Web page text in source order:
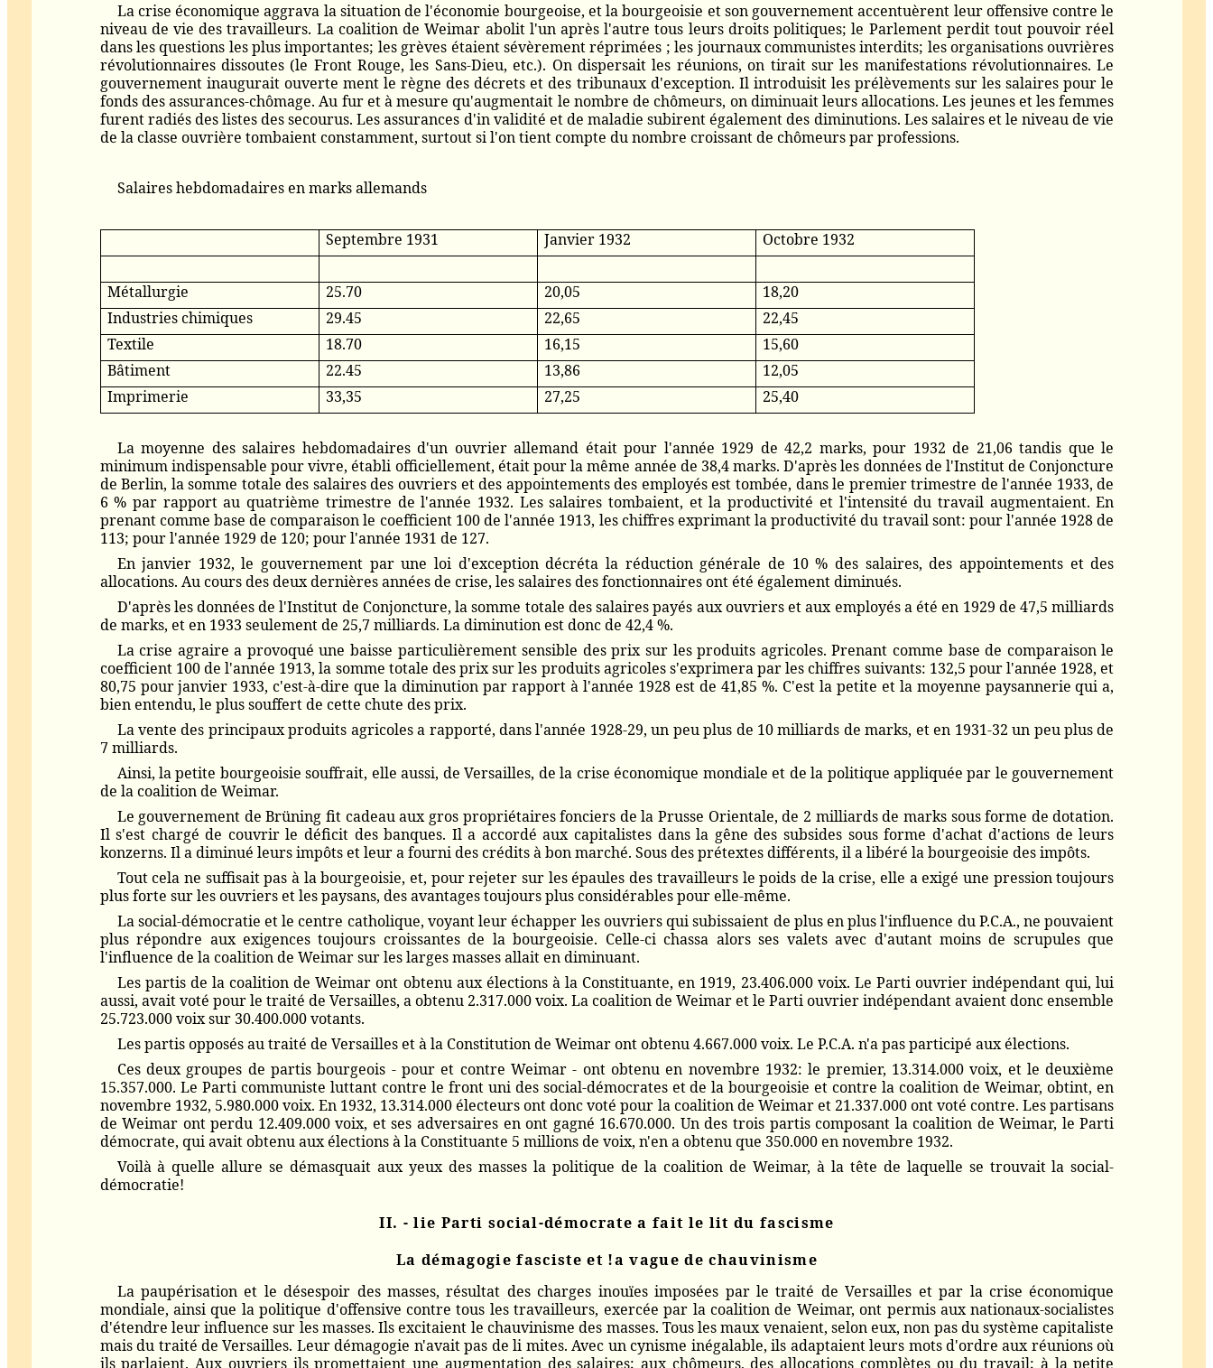
La crise économique aggrava la situation de l'économie bourgeoise, et la bourgeoisie et son gouvernement accentuèrent leur offensive contre le
niveau de vie des travailleurs. La coalition de Weimar abolit l'un après l'autre tous leurs droits politiques; le Parlement perdit tout pouvoir réel
dans les questions les plus importantes; les grèves étaient sévèrement réprimées ; les journaux communistes interdits; les organisations ouvrières
révolutionnaires dissoutes (le Front Rouge, les Sans-Dieu, etc.). On dispersait les réunions, on tirait sur les manifestations révolutionnaires. Le
gouvernement inaugurait ouverte ment le règne des décrets et des tribunaux d'exception. Il introduisit les prélèvements sur les salaires pour le
fonds des assurances-chômage. Au fur et à mesure qu'augmentait le nombre de chômeurs, on diminuait leurs allocations. Les jeunes et les femmes
furent radiés des listes des secourus. Les assurances d'in validité et de maladie subirent également des diminutions. Les salaires et le niveau de vie
de la classe ouvrière tombaient constamment, surtout si l'on tient compte du nombre croissant de chômeurs par professions.
Salaires hebdomadaires en marks allemands
Septembre 1931 Janvier 1932 Octobre 1932
Métallurgie 25.70 20,05
18,20
Industries chimiques
29.45 22,65
22,45
Textile
18.70 16,15
15,60
Bâtiment
22.45 13,86
12,05
Imprimerie
33,35 27,25 25,40
La moyenne des salaires hebdomadaires d'un ouvrier allemand était pour l'année 1929 de 42,2 marks, pour 1932 de 21,06 tandis que le
minimum indispensable pour vivre, établi officiellement, était pour la même année de 38,4 marks. D'après les données de l'Institut de Conjoncture
de Berlin, la somme totale des salaires des ouvriers et des appointements des employés est tombée, dans le premier trimestre de l'année 1933, de
6 % par rapport au quatrième trimestre de l'année 1932. Les salaires tombaient, et la productivité et l'intensité du travail augmentaient. En
prenant comme base de comparaison le coefficient 100 de l'année 1913, les chiffres exprimant la productivité du travail sont: pour l'année 1928 de
113; pour l'année 1929 de 120; pour l'année 1931 de 127.
En janvier 1932, le gouvernement par une loi d'exception décréta la réduction générale de 10 % des salaires, des appointements et des
allocations. Au cours des deux dernières années de crise, les salaires des fonctionnaires ont été également diminués.
D'après les données de l'Institut de Conjoncture, la somme totale des salaires payés aux ouvriers et aux employés a été en 1929 de 47,5 milliards
de marks, et en 1933 seulement de 25,7 milliards. La diminution est donc de 42,4 %.
La crise agraire a provoqué une baisse particulièrement sensible des prix sur les produits agricoles. Prenant comme base de comparaison le
coefficient 100 de l'année 1913, la somme totale des prix sur les produits agricoles s'exprimera par les chiffres suivants: 132,5 pour l'année 1928, et
80,75 pour janvier 1933, c'est-à-dire que la diminution par rapport à l'année 1928 est de 41,85 %. C'est la petite et la moyenne paysannerie qui a,
bien entendu, le plus souffert de cette chute des prix.
La vente des principaux produits agricoles a rapporté, dans l'année 1928-29, un peu plus de 10 milliards de marks, et en 1931-32 un peu plus de
7 milliards.
Ainsi, la petite bourgeoisie souffrait, elle aussi, de Versailles, de la crise économique mondiale et de la politique appliquée par le gouvernement
de la coalition de Weimar.
Le gouvernement de Brüning fit cadeau aux gros propriétaires fonciers de la Prusse Orientale, de 2 milliards de marks sous forme de dotation.
Il s'est chargé de couvrir le déficit des banques. Il a accordé aux capitalistes dans la gêne des subsides sous forme d'achat d'actions de leurs
konzerns. Il a diminué leurs impôts et leur a fourni des crédits à bon marché. Sous des prétextes différents, il a libéré la bourgeoisie des impôts.
Tout cela ne suffisait pas à la bourgeoisie, et, pour rejeter sur les épaules des travailleurs le poids de la crise, elle a exigé une pression toujours
plus forte sur les ouvriers et les paysans, des avantages toujours plus considérables pour elle-même.
La social-démocratie et le centre catholique, voyant leur échapper les ouvriers qui subissaient de plus en plus l'influence du P.C.A., ne pouvaient
plus répondre aux exigences toujours croissantes de la bourgeoisie. Celle-ci chassa alors ses valets avec d'autant moins de scrupules que
l'influence de la coalition de Weimar sur les larges masses allait en diminuant.
Les partis de la coalition de Weimar ont obtenu aux élections à la Constituante, en 1919, 23.406.000 voix. Le Parti ouvrier indépendant qui, lui
aussi, avait voté pour le traité de Versailles, a obtenu 2.317.000 voix. La coalition de Weimar et le Parti ouvrier indépendant avaient donc ensemble
25.723.000 voix sur 30.400.000 votants.
Les partis opposés au traité de Versailles et à la Constitution de Weimar ont obtenu 4.667.000 voix. Le P.C.A. n'a pas participé aux élections.
Ces deux groupes de partis bourgeois - pour et contre Weimar - ont obtenu en novembre 1932: le premier, 13.314.000 voix, et le deuxième
15.357.000. Le Parti communiste luttant contre le front uni des social-démocrates et de la bourgeoisie et contre la coalition de Weimar, obtint, en
novembre 1932, 5.980.000 voix. En 1932, 13.314.000 électeurs ont donc voté pour la coalition de Weimar et 21.337.000 ont voté contre. Les partisans
de Weimar ont perdu 12.409.000 voix, et ses adversaires en ont gagné 16.670.000. Un des trois partis composant la coalition de Weimar, le Parti
démocrate, qui avait obtenu aux élections à la Constituante 5 millions de voix, n'en a obtenu que 350.000 en novembre 1932.
Voilà à quelle allure se démasquait aux yeux des masses la politique de la coalition de Weimar, à la tête de laquelle se trouvait la social-
démocratie!
II. - lie Parti social-démocrate a fait le lit du fascisme
La démagogie fasciste et !a vague de chauvinisme
La paupérisation et le désespoir des masses, résultat des charges inouïes imposées par le traité de Versailles et par la crise économique
mondiale, ainsi que la politique d'offensive contre tous les travailleurs, exercée par la coalition de Weimar, ont permis aux nationaux-socialistes
d'étendre leur influence sur les masses. Ils excitaient le chauvinisme des masses. Tous les maux venaient, selon eux, non pas du système capitaliste
mais du traité de Versailles. Leur démagogie n'avait pas de li mites. Avec un cynisme inégalable, ils adaptaient leurs mots d'ordre aux réunions où
ils parlaient. Aux ouvriers ils promettaient une augmentation des salaires; aux chômeurs, des allocations complètes ou du travail; à la petite